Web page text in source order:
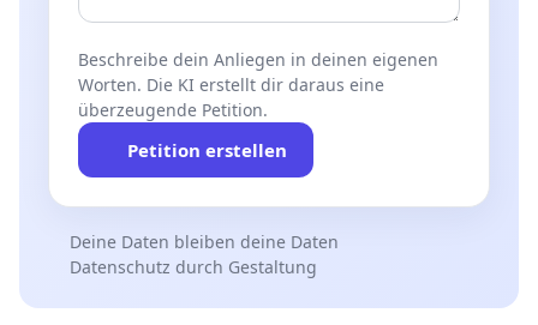
Beschreibe dein Anliegen in deinen eigenen
Worten. Die KI erstellt dir daraus eine
überzeugende Petition.
Petition erstellen
Deine Daten bleiben deine Daten
Datenschutz durch Gestaltung